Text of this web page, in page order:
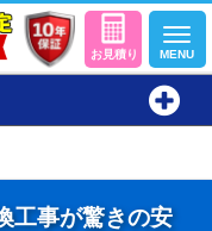
工事が驚きの安